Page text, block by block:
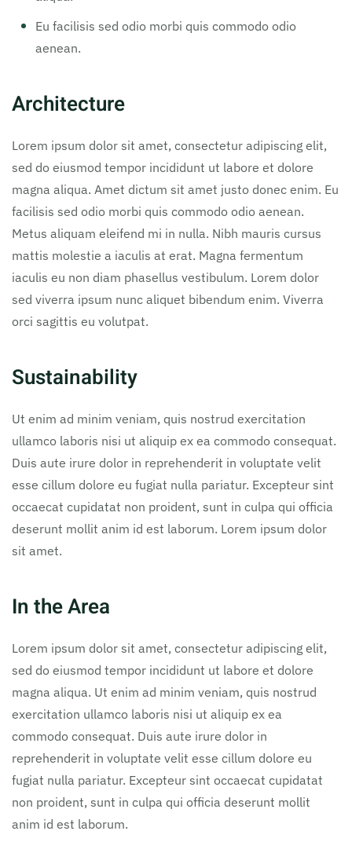
Eu facilisis sed odio morbi quis commodo odio
aenean.
Architecture
Lorem ipsum dolor sit amet, consectetur adipiscing elit,
sed do eiusmod tempor incididunt ut labore et dolore
magna aliqua. Amet dictum sit amet justo donec enim. Eu
facilisis sed odio morbi quis commodo odio aenean.
Metus aliquam eleifend mi in nulla. Nibh mauris cursus
mattis molestie a iaculis at erat. Magna fermentum
iaculis eu non diam phasellus vestibulum. Lorem dolor
sed viverra ipsum nunc aliquet bibendum enim. Viverra
orci sagittis eu volutpat.
Sustainability
Ut enim ad minim veniam, quis nostrud exercitation
ullamco laboris nisi ut aliquip ex ea commodo consequat.
Duis aute irure dolor in reprehenderit in voluptate velit
esse cillum dolore eu fugiat nulla pariatur. Excepteur sint
occaecat cupidatat non proident, sunt in culpa qui officia
deserunt mollit anim id est laborum. Lorem ipsum dolor
sit amet.
In the Area
Lorem ipsum dolor sit amet, consectetur adipiscing elit,
sed do eiusmod tempor incididunt ut labore et dolore
magna aliqua. Ut enim ad minim veniam, quis nostrud
exercitation ullamco laboris nisi ut aliquip ex ea
commodo consequat. Duis aute irure dolor in
reprehenderit in voluptate velit esse cillum dolore eu
fugiat nulla pariatur. Excepteur sint occaecat cupidatat
non proident, sunt in culpa qui officia deserunt mollit
anim id est laborum.